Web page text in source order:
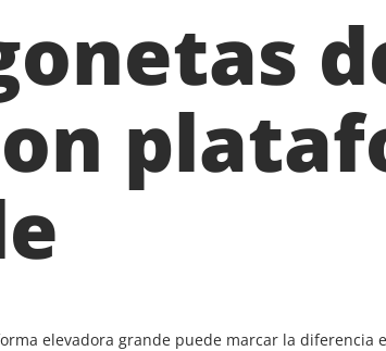
elevadora grande puede marcar la diferencia